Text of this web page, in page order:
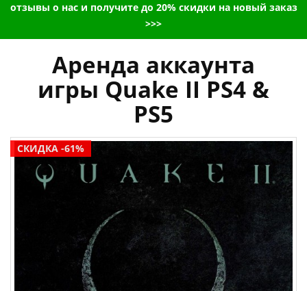
отзывы о нас и получите до 20% скидки на новый заказ
>>>
Аренда аккаунта
игры Quake II PS4 &
PS5
СКИДКА -61%